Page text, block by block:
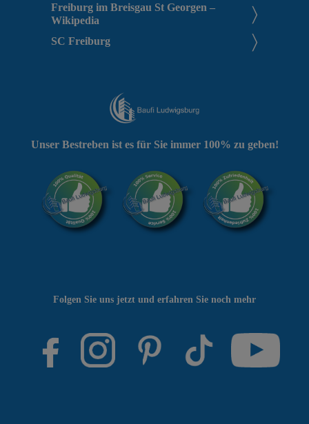
Freiburg im Breisgau St Georgen –
Wikipedia
SC Freiburg
Folgen Sie uns jetzt und erfahren Sie noch mehr
Unser Bestreben ist es für Sie immer 100% zu geben!